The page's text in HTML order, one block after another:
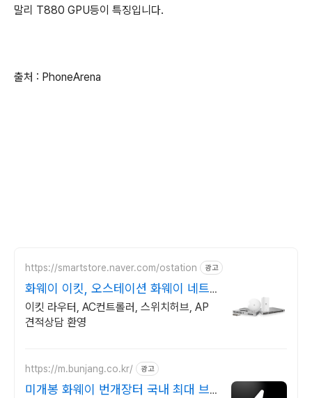
말리 T880 GPU등이 특징입니다.
출처 : PhoneArena
https://smartstore.naver.com/ostation 광고
화웨이 이킷, 오스테이션 화웨이 네트
워크부문 전문업체
이킷 라우터, AC컨트롤러, 스위치허브, AP
견적상담 환영
https://m.bunjang.co.kr/ 광고
미개봉 화웨이 번개장터 국내 최대 브